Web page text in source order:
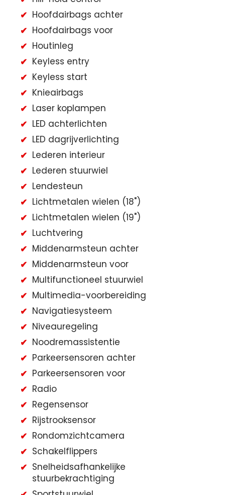
Hoofdairbags achter
Hoofdairbags voor
Houtinleg
Keyless entry
Keyless start
Knieairbags
Laser koplampen
LED achterlichten
LED dagrijverlichting
Lederen interieur
Lederen stuurwiel
Lendesteun
Lichtmetalen wielen (18")
Lichtmetalen wielen (19")
Luchtvering
Middenarmsteun achter
Middenarmsteun voor
Multifunctioneel stuurwiel
Multimedia-voorbereiding
Navigatiesysteem
Niveauregeling
Noodremassistentie
Parkeersensoren achter
Parkeersensoren voor
Radio
Regensensor
Rijstrooksensor
Rondomzichtcamera
Schakelflippers
Snelheidsafhankelijke
stuurbekrachtiging